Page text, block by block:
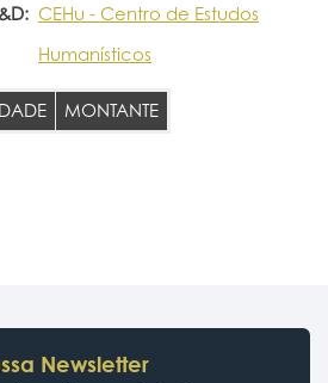
CEHu - Centro de Estudos
Humanísticos
MONTANTE
Newsletter